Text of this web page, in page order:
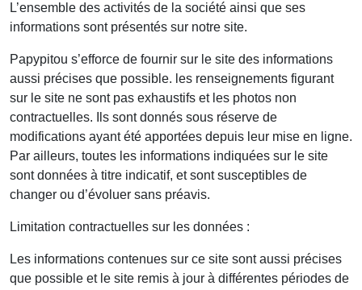
L’ensemble des activités de la société ainsi que ses
informations sont présentés sur notre site.
Papypitou s’efforce de fournir sur le site des informations
aussi précises que possible. les renseignements figurant
sur le site ne sont pas exhaustifs et les photos non
contractuelles. Ils sont donnés sous réserve de
modifications ayant été apportées depuis leur mise en ligne.
Par ailleurs, toutes les informations indiquées sur le site
sont données à titre indicatif, et sont susceptibles de
changer ou d’évoluer sans préavis.
Limitation contractuelles sur les données :
Les informations contenues sur ce site sont aussi précises
que possible et le site remis à jour à différentes périodes de